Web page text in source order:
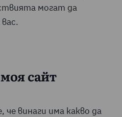
могат да
сайт
винаги има какво да